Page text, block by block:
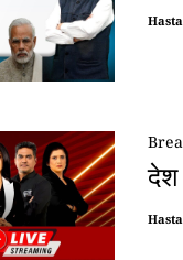
देश